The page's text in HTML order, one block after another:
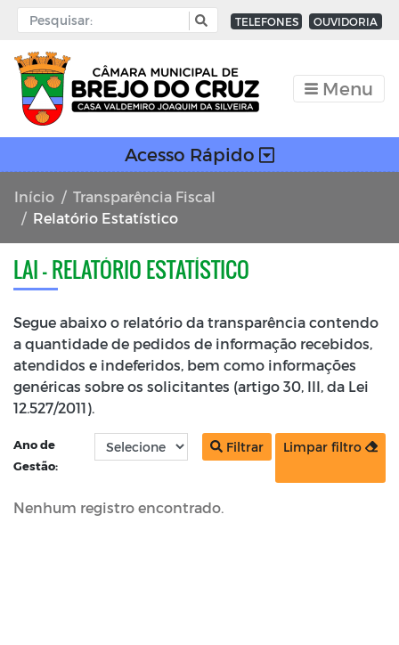
TELEFONES OUVIDORIA
Menu
Acesso Rápido
Início
Transparência Fiscal
Relatório Estatístico
LAI - RELATÓRIO ESTATÍSTICO
Segue abaixo o relatório da transparência contendo
a quantidade de pedidos de informação recebidos,
atendidos e indeferidos, bem como informações
genéricas sobre os solicitantes (artigo 30, III, da Lei
12.527/2011).
Ano de
Gestão:
Filtrar Limpar filtro
Nenhum registro encontrado.